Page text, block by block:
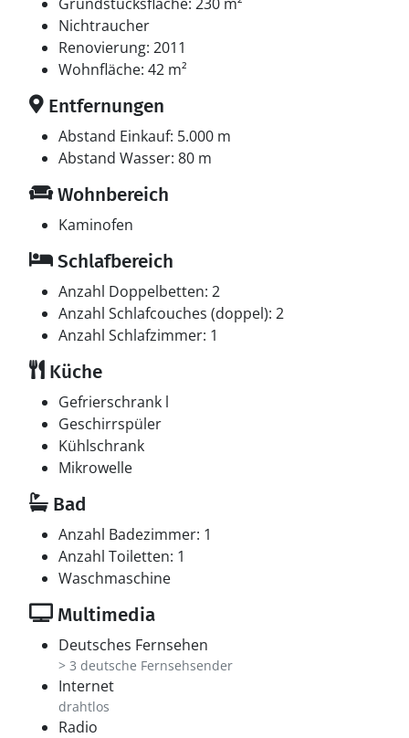
Multimedien
In der Ferienunterkunft gibt es einen Fernseher.1
Chromecast. Radio. Mindestens 4 dänische
Fernsehsender. Mindestens 4 deutsche
Fernsehsender. Es steht kabellose Internetverbindung
zur Verfügung.
Nichtraucher
Renovierung: 2011
Wohnfläche: 42 m²
Entfernungen
Abstand Einkauf: 5.000 m
Abstand Wasser: 80 m
Wohnbereich
Kaminofen
Schlafbereich
Anzahl Doppelbetten: 2
Anzahl Schlafcouches (doppel): 2
Anzahl Schlafzimmer: 1
Küche
Gefrierschrank l
Geschirrspüler
Kühlschrank
Mikrowelle
Bad
Anzahl Badezimmer: 1
Anzahl Toiletten: 1
Waschmaschine
Multimedia
Deutsches Fernsehen
> 3 deutsche Fernsehsender
Internet
drahtlos
Radio